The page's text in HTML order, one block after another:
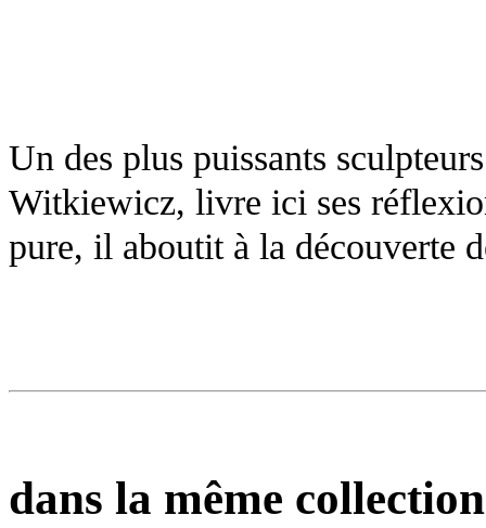
Un des plus puissants
Witkiewicz, livre ici ses
pure, il aboutit à la découverte
dans la même collection